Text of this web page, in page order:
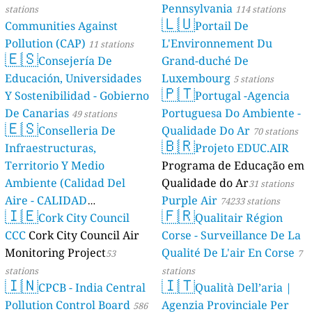
stations
Communities Against
Pollution (CAP) 11 stations
🇪🇸Consejería De
Educación, Universidades
Y Sostenibilidad - Gobierno
De Canarias 49 stations
🇪🇸Conselleria De
Infraestructuras,
Territorio Y Medio
Ambiente (Calidad Del
Aire - CALIDAD
AMBIENTAL) 23 stations
🇮🇪Cork City Council
CCC Cork City Council Air
Monitoring Project53
stations
🇮🇳CPCB - India Central
Pollution Control Board 586
Pennsylvania 114 stations
🇱🇺Portail De
L'Environnement Du
Grand-duché De
Luxembourg 5 stations
🇵🇹Portugal -Agencia
Portuguesa Do Ambiente -
Qualidade Do Ar 70 stations
🇧🇷Projeto EDUC.AIR
Programa de Educação em
Qualidade do Ar31 stations
Purple Air 74233 stations
🇫🇷Qualitair Région
Corse - Surveillance De La
Qualité De L'air En Corse 7
stations
🇮🇹Qualità Dell’aria |
Agenzia Provinciale Per